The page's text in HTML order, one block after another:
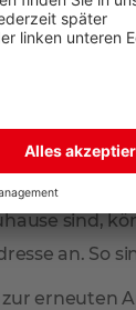
oder Bad
sind,
an. So
erneuten